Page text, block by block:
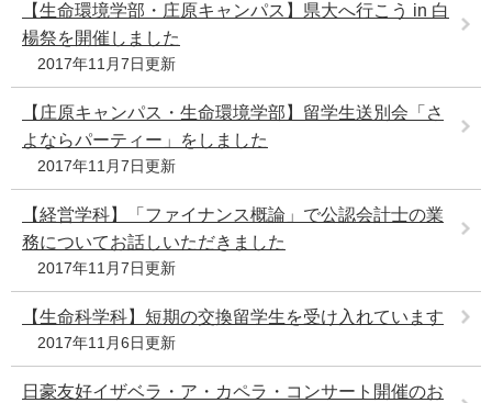
【生命環境学部・庄原キャンパス】県大へ行こう in 白
楊祭を開催しました
2017年11月7日更新
【庄原キャンパス・生命環境学部】留学生送別会「さ
よならパーティー」をしました
2017年11月7日更新
【経営学科】「ファイナンス概論」で公認会計士の業
務についてお話しいただきました
2017年11月7日更新
【生命科学科】短期の交換留学生を受け入れています
2017年11月6日更新
日豪友好イザベラ・ア・カペラ・コンサート開催のお